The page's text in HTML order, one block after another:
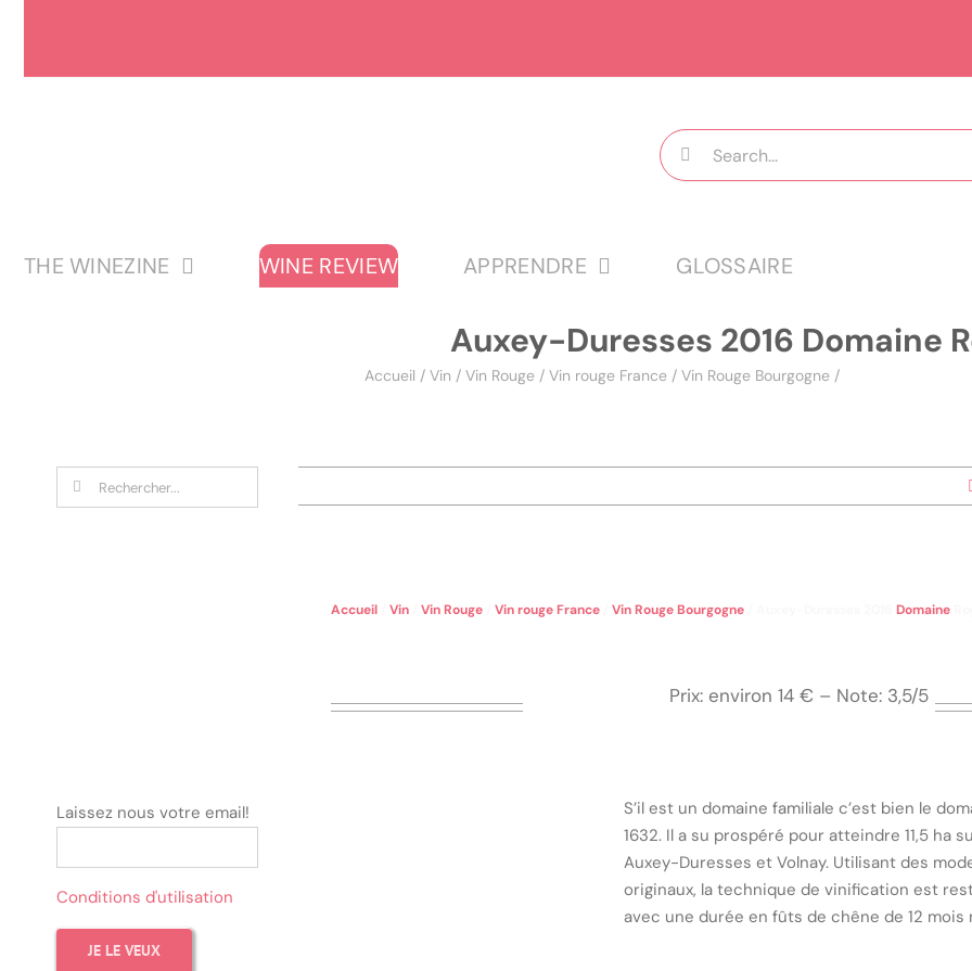
Rechercher:
THE WINEZINE WINE REVIEW APPRENDRE GLOSSAIRE
Auxey-Duresses 2016 Domaine
Accueil / Vin / Vin Rouge/ Vin rouge France/ Vin Rouge Bourgogne/
Accueil /Vin /Vin Rouge /Vin rouge France /Vin Rouge Bourgogne Auxey-Duresses 2016Domaine
Prix: environ 14 € – Note: 3,5/5
S’il est un domaine familiale c’est bien le
1632. Il a su prospéré pour atteindre 11,5 ha
Auxey-Duresses et Volnay. Utilisant des
originaux, la technique de vinification est
avec une durée en fûts de chêne de 12 mois
Rechercher:
Laissez nous votre email!
Conditions d'utilisation